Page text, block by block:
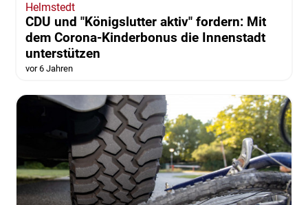
Helmstedt
CDU und "Königslutter aktiv" fordern: Mit
dem Corona-Kinderbonus die Innenstadt
unterstützen
vor 6 Jahren